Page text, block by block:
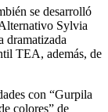
se desarrolló
Sylvia
dramatizada
TEA, además, de
con “Gurpila
colores” de